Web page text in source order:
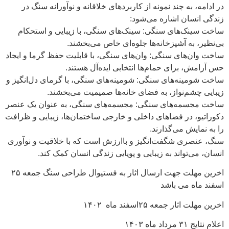
در ادامه، به چند نمونه از کاربردهای خلاقانه و نوآورانه سنگ در
زندگی انسان اشاره می‌شود:
ساخت سینک‌های سنگی: سینک‌های سنگی، با زیبایی و استحکام
بی‌نظیر، به آشپزخانه‌ها جلوه‌ای خاص می‌بخشند.
ساخت وان‌های سنگی: وان‌های سنگی، با قابلیت حفظ گرما و ایجاد
حس آرامش، برای حمام‌ها انتخابی ایده‌آل هستند.
ساخت شومینه‌های سنگی: شومینه‌های سنگی، با گرمای دل‌انگیز و
زیبایی چشم‌نواز، به فضای خانه‌ها صمیمیت می‌بخشند.
ساخت مجسمه‌های سنگی: مجسمه‌های سنگی، به عنوان یک عنصر
دکوراتیو، در فضاهای داخلی و خارجی ساختمان‌ها، زیبایی و ظرافت
را به نمایش می‌گذارند.
سنگ، عنصری شگفت‌انگیز و باارزش است که با خلاقیت و نوآوری
انسان، می‌تواند به زیبایی و پویایی زندگی انسان کمک کند.
اخرین مهلت جهت ارسال اثار به فستیوال طراحی سنگ جمعه ۲۵
اسفند ماه می باشد
اخرین مهلت اثار جمعه ۲۵اسفند ماه ۱۴۰۲
اعلام نتایج ۳۱ مرداد ماه ۱۴۰۳